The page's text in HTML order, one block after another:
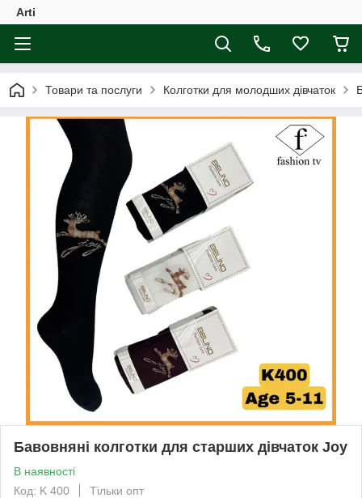
Arti
Товари та послуги Колготки для молодших дівчаток
Бавовняні колготки для старших дівчаток Joy
В наявності
Код: K 400
Тільки опт